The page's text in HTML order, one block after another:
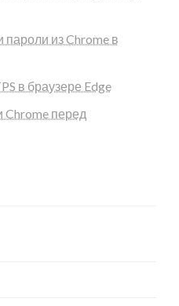
пароли из Chrome в
в браузере Edge
Chrome перед